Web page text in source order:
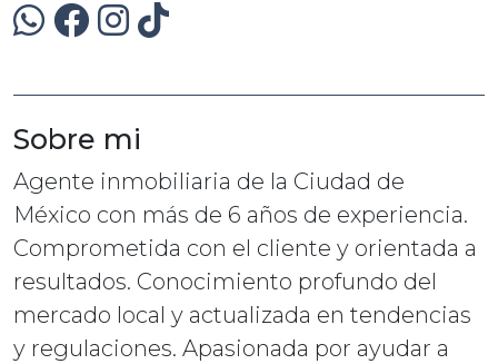
Sobre mi
Agente inmobiliaria de la Ciudad de
México con más de 6 años de experiencia.
Comprometida con el cliente y orientada a
resultados. Conocimiento profundo del
mercado local y actualizada en tendencias
y regulaciones. Apasionada por ayudar a